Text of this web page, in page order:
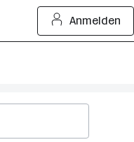
Anmelden